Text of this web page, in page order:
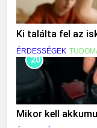
Ki találta fel az
ÉRDESSÉGEK
20
Mikor kell